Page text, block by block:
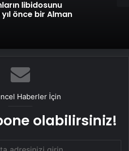
libidosunu
önce bir Alman
3 besinin tümör
edebildiği ortaya çıktı!
Haberler İçin
olabilirsiniz!